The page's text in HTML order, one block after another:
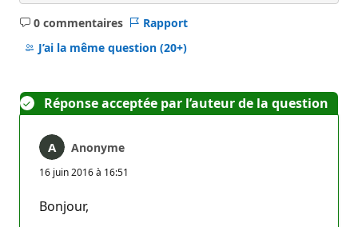
0 commentaires
Aucun
commentaire
Rapport
J’ai la même question (20+)
Réponse acceptée par l’auteur de la question
Anonyme
16 juin 2016 à 16:51
Bonjour,